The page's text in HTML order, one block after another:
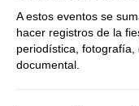
A estos eventos se
hacer registros de la
periodística,
documental.